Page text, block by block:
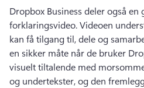
Dropbox Business deler også en
forklaringsvideo. Videoen
kan få tilgang til, dele og
en sikker måte når de bruker
visuelt tiltalende med
og undertekster, og den